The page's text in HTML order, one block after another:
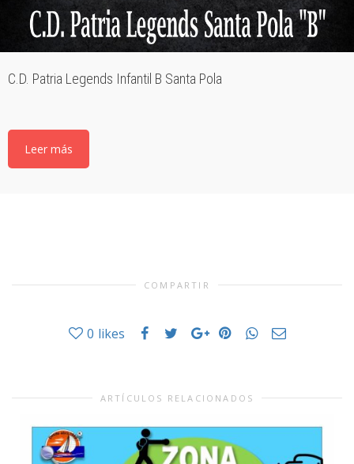
C.D. Patria Legends Infantil B Santa Pola
Leer más
COMPARTIR
0 likes
ARTÍCULOS RELACIONADOS